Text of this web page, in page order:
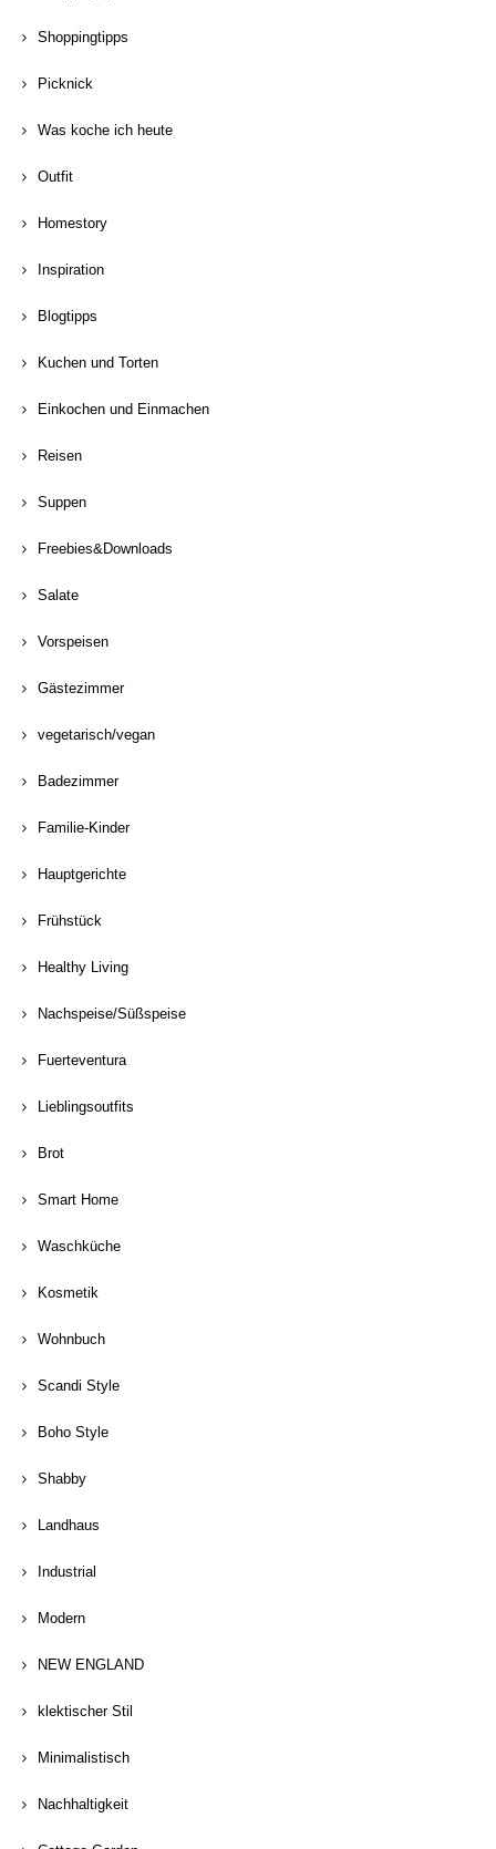
Shoppingtipps
Picknick
Was koche ich heute
Outfit
Homestory
Inspiration
Blogtipps
Kuchen und Torten
Einkochen und Einmachen
Reisen
Suppen
Freebies&Downloads
Salate
Vorspeisen
Gästezimmer
vegetarisch/vegan
Badezimmer
Familie-Kinder
Hauptgerichte
Frühstück
Healthy Living
Nachspeise/Süßspeise
Fuerteventura
Lieblingsoutfits
Brot
Smart Home
Waschküche
Kosmetik
Wohnbuch
Scandi Style
Boho Style
Shabby
Landhaus
Industrial
Modern
NEW ENGLAND
klektischer Stil
Minimalistisch
Nachhaltigkeit